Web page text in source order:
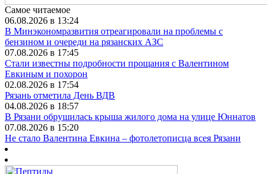
Самое читаемое
06.08.2026 в 13:24
В Минэкономразвития отреагировали на проблемы с
бензином и очереди на рязанских АЗС
07.08.2026 в 17:45
Стали известны подробности прощания с Валентином
Евкиным и похорон
02.08.2026 в 17:54
Рязань отметила День ВДВ
04.08.2026 в 18:57
В Рязани обрушилась крыша жилого дома на улице Юннатов
07.08.2026 в 15:20
Не стало Валентина Евкина – фотолетописца всея Рязани